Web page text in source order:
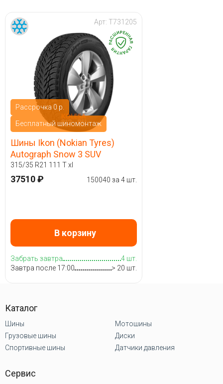
Рассрочка 0 р.
Бесплатный шиномонтаж
Арт: T731205
Шины Ikon (Nokian Tyres)
Autograph Snow 3 SUV
315/35 R21 111 T xl
37510 ₽ 150040 за 4 шт.
В корзину
Забрать завтра
4 шт.
Завтра после 17:00
> 20 шт.
Каталог
Шины
Грузовые шины
Спортивные шины
Мотошины
Диски
Датчики давления
Сервис